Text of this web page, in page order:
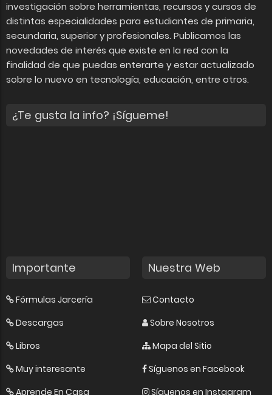
investigación sobre herramientas, recursos y cursos de
distintas especialidades para estudiantes de primaria,
secundaria, superior y profesionales. Publicamos las
novedades de interés que existe en la red con la
finalidad de que puedas enterarte y estar actualizado
sobre lo nuevo en tecnología, educación, entre otros.
¿Te gusta la info? ¡Sígueme!
Importante
Fórmulas Jarcería
Descargas
Libros
Muy interesante
Aprende En Casa
Nuestra Web
Contacto
Sobre Nosotros
Mapa del Sitio
Síguenos en Facebook
Síguenos en Instagram